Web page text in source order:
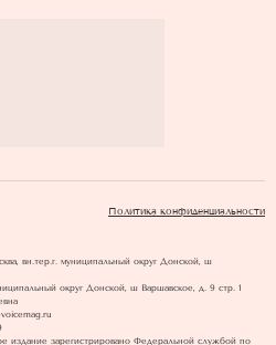
Политика конфиденциальности
вн.тер.г. муниципальный округ Донской, ш
округ Донской, ш Варшавское, д. 9 стр. 1
издание зарегистрировано Федеральной службой по